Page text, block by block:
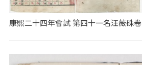
康熙二十四年會試 第四十一名汪薇硃卷